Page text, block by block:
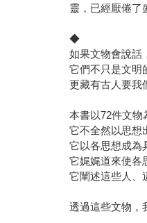
靈，已經厭倦了
◆
如果文物會說話
它們不只是文明
更藏有古人要我
本書以72件文物
它不全然以思想
它以各思想成為
它娓娓道來使各
它闡述這些人、
透過這些文物，